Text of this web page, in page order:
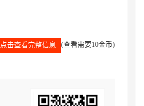
点击查看完整信息 (查看需要10金币)